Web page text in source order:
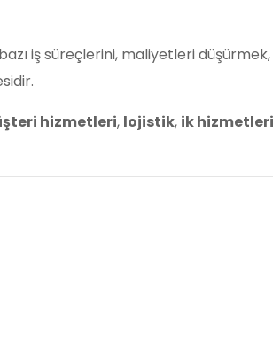
iş süreçlerini, maliyetleri düşürmek,
hizmetleri, lojistik, ik hizmetleri